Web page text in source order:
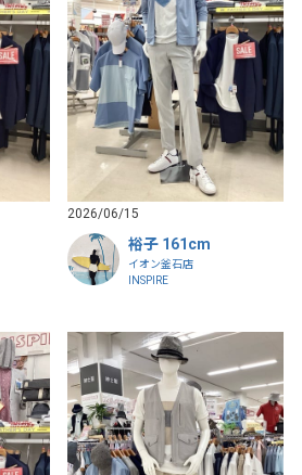
2026/06/15
裕子 161cm
イオン釜石店
INSPIRE